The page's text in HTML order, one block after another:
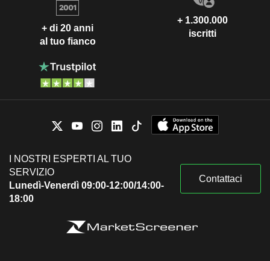
+ di 20 anni
al tuo fianco
+ 1.300.000
iscritti
I NOSTRI ESPERTI AL TUO
SERVIZIO
Lunedì-Venerdì 09:00-12:00/14:00-
18:00
Contattaci